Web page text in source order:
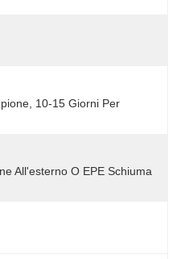
10-15 Giorni Per
All'esterno O EPE Schiuma